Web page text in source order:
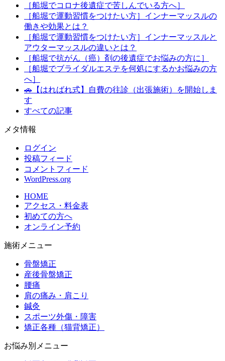
［船堀でコロナ後遺症で苦しんでいる方へ］
［船堀で運動習慣をつけたい方］インナーマッスルの
働きや効果とは？
［船堀で運動習慣をつけたい方］インナーマッスルと
アウターマッスルの違いとは？
［船堀で抗がん（癌）剤の後遺症でお悩みの方に］
［船堀でブライダルエステを何処にするかお悩みの方
へ］
🚗【はればれ式】自費の往診（出張施術）を開始しま
す
すべての記事
メタ情報
ログイン
投稿フィード
コメントフィード
WordPress.org
HOME
アクセス・料金表
初めての方へ
オンライン予約
施術メニュー
骨盤矯正
産後骨盤矯正
腰痛
肩の痛み・肩こり
鍼灸
スポーツ外傷・障害
矯正各種（猫背矯正）
お悩み別メニュー